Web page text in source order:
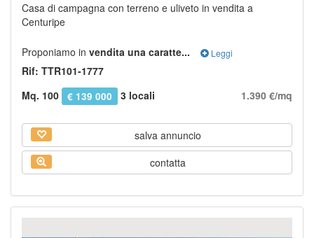
Casa di campagna con terreno e uliveto in vendita a
Centuripe
Proponiamo in vendita una caratte... Leggi
Rif: TTR101-1777
Mq. 100
€ 139 000 3 locali 1.390 €/mq
salva annuncio
contatta